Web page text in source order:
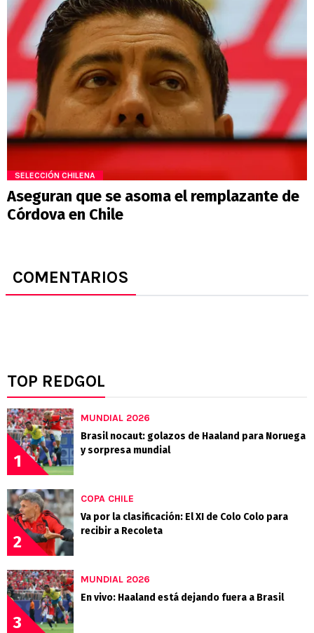
SELECCIÓN CHILENA
Aseguran que se asoma el remplazante de
Córdova en Chile
COMENTARIOS
TOP REDGOL
1
MUNDIAL 2026
Brasil nocaut: golazos de Haaland para Noruega
y sorpresa mundial
2
COPA CHILE
Va por la clasificación: El XI de Colo Colo para
recibir a Recoleta
3
MUNDIAL 2026
En vivo: Haaland está dejando fuera a Brasil